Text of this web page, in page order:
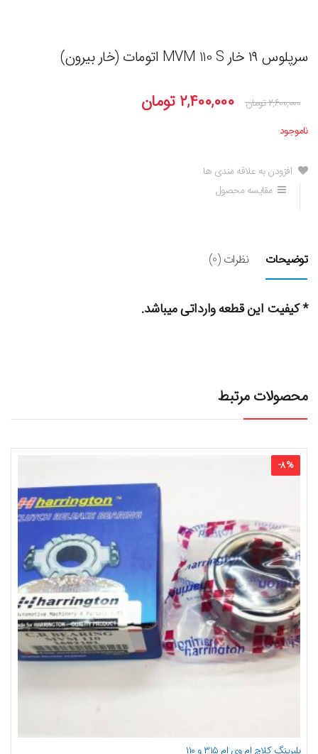
سرپلوس ۱۹ خار MVM 110 S اتومات (خار بیرون)
۲,۶۰۰,۰۰۰تومان ۲,۴۰۰,۰۰۰ تومان
ناموجود
افزودن به علاقه مندی ها
مقایسه محصول
توضیحات نظرات (0)
* کیفیت این قطعه وارداتی میباشد.
محصولات مرتبط
-8%
بلبرینگ کلاچ ام وی ام ۳۱۵ و ۱۱۰